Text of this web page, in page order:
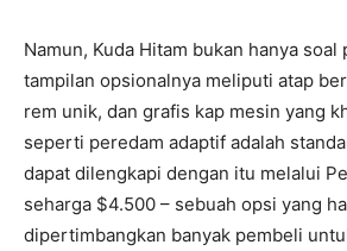
Namun, Kuda Hitam bukan hanya soal
tampilan opsionalnya meliputi atap
rem unik, dan grafis kap mesin yang
seperti peredam adaptif adalah
dapat dilengkapi dengan itu melalui
seharga $4.500 – sebuah opsi yang
dipertimbangkan banyak pembeli